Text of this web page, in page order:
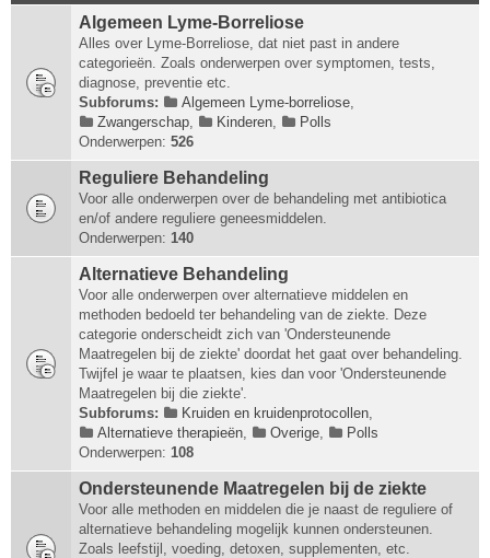
Algemeen Lyme-Borreliose
Alles over Lyme-Borreliose, dat niet past in andere
categorieën. Zoals onderwerpen over symptomen, tests,
diagnose, preventie etc.
Subforums:
Algemeen Lyme-borreliose,
Zwangerschap, Kinderen,
Polls
Onderwerpen: 526
Reguliere Behandeling
Voor alle onderwerpen over de behandeling met antibiotica
en/of andere reguliere geneesmiddelen.
Onderwerpen: 140
Alternatieve Behandeling
Voor alle onderwerpen over alternatieve middelen en
methoden bedoeld ter behandeling van de ziekte. Deze
categorie onderscheidt zich van 'Ondersteunende
Maatregelen bij de ziekte' doordat het gaat over behandeling.
Twijfel je waar te plaatsen, kies dan voor 'Ondersteunende
Maatregelen bij die ziekte'.
Subforums:
Kruiden en kruidenprotocollen,
Alternatieve therapieën, Overige,
Polls
Onderwerpen: 108
Ondersteunende Maatregelen bij de ziekte
Voor alle methoden en middelen die je naast de reguliere of
alternatieve behandeling mogelijk kunnen ondersteunen.
Zoals leefstijl, voeding, detoxen, supplementen, etc.